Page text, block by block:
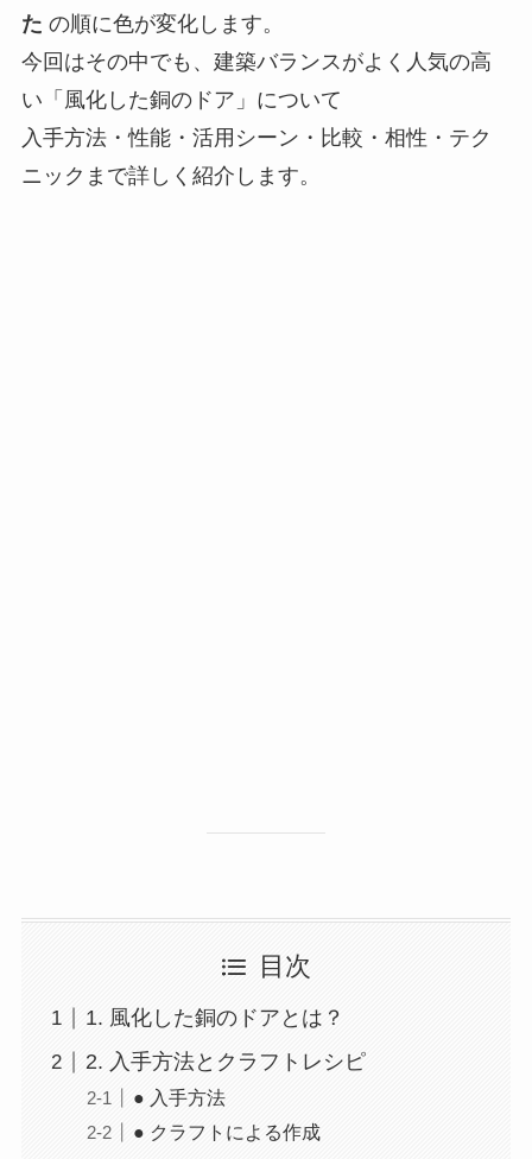
た の順に色が変化します。
今回はその中でも、建築バランスがよく人気の高
い「風化した銅のドア」について
入手方法・性能・活用シーン・比較・相性・テク
ニックまで詳しく紹介します。
目次
1. 風化した銅のドアとは？
2. 入手方法とクラフトレシピ
● 入手方法
● クラフトによる作成